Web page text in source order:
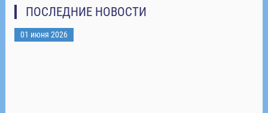
ПОСЛЕДНИЕ НОВОСТИ
01 июня 2026